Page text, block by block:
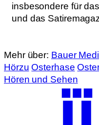
insbesondere für
und das
Mehr über: Bauer
Hörzu Osterhase
Hören und Sehen